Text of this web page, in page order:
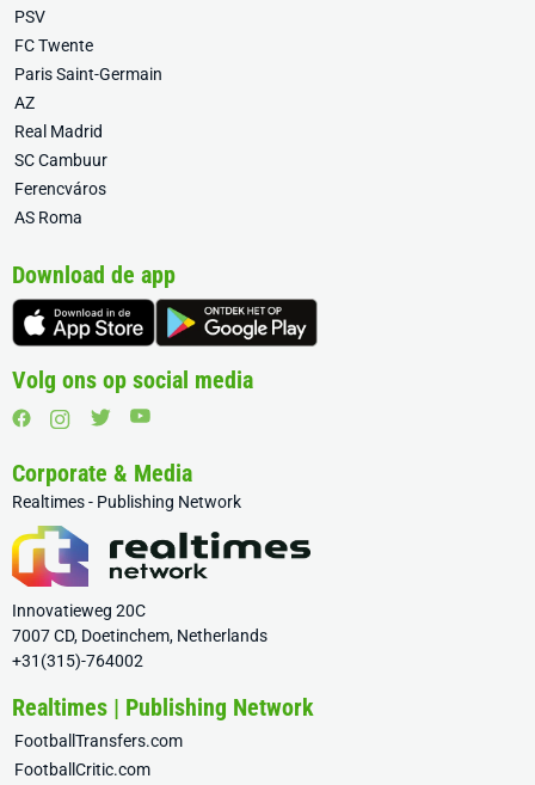
PSV
FC Twente
Paris Saint-Germain
AZ
Real Madrid
SC Cambuur
Ferencváros
AS Roma
Download de app
Volg ons op social media
Corporate & Media
Realtimes - Publishing Network
Innovatieweg 20C
7007 CD, Doetinchem, Netherlands
+31(315)-764002
Realtimes | Publishing Network
FootballTransfers.com
FootballCritic.com